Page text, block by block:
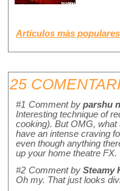
Artículos màs populares
25
#1 Comment by parshu
Interesting technique of
cooking). But OMG, what
have an intense craving
even though anything
up your home theatre FX.
#2 Comment by Steamy
Oh my. That just looks